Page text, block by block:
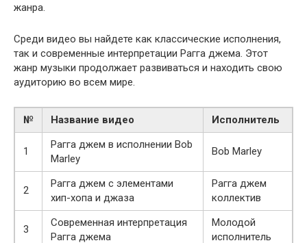
жанра.
Среди видео вы найдете как классические исполнения,
так и современные интерпретации Рагга джема. Этот
жанр музыки продолжает развиваться и находить свою
аудиторию во всем мире.
№ Название видео Исполнитель
1
Рагга джем в исполнении Bob
Marley
Bob Marley
2
Рагга джем с элементами
хип-хопа и джаза
Рагга джем
коллектив
3
Современная интерпретация
Рагга джема
Молодой
исполнитель